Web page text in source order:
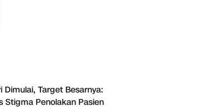
Dimulai, Target Besarnya:
Stigma Penolakan Pasien